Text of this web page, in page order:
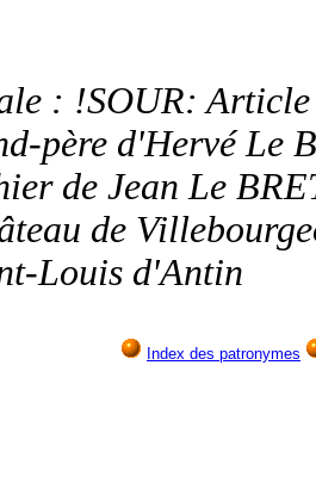
: !SOUR:
père d'Hervé Le
de Jean Le
de
Louis d'Antin
Index des patronymes